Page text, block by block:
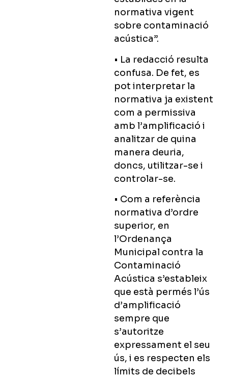
normativa vigent
sobre contaminació
acústica”.
• La redacció resulta
confusa. De fet, es
pot interpretar la
normativa ja existent
com a permissiva
amb l’amplificació i
analitzar de quina
manera deuria,
doncs, utilitzar-se i
controlar-se.
• Com a referència
normativa d’ordre
superior, en
l’Ordenança
Municipal contra la
Contaminació
Acústica s’estableix
que està permés l’ús
d’amplificació
sempre que
s’autoritze
expressament el seu
ús, i es respecten els
límits de decibels